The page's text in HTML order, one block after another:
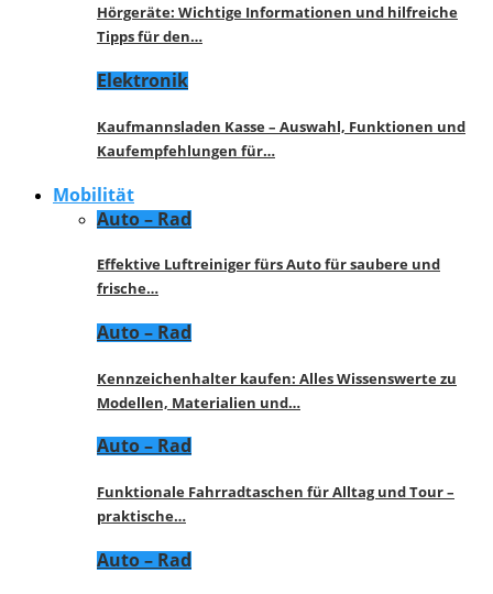
Hörgeräte: Wichtige Informationen und hilfreiche
Tipps für den…
Elektronik
Kaufmannsladen Kasse – Auswahl, Funktionen und
Kaufempfehlungen für…
Mobilität
Auto – Rad
Effektive Luftreiniger fürs Auto für saubere und
frische…
Auto – Rad
Kennzeichenhalter kaufen: Alles Wissenswerte zu
Modellen, Materialien und…
Auto – Rad
Funktionale Fahrradtaschen für Alltag und Tour –
praktische…
Auto – Rad